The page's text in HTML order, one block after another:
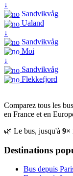
↓
Sandvikvåg
Ualand
↓
Sandvikvåg
Moi
↓
Sandvikvåg
Flekkefjord
Comparez tous les
en France et en
🌿 Le bus, jusqu'à 9×
Destinations
Bus depuis